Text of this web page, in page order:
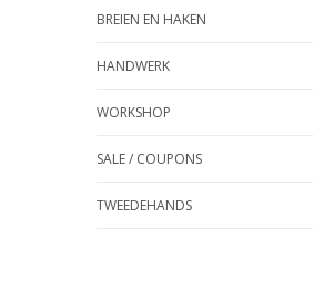
BREIEN EN HAKEN
HANDWERK
WORKSHOP
SALE / COUPONS
TWEEDEHANDS